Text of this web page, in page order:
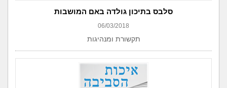
סלבס בתיכון גולדה באם המושבות
06/03/2018
תקשורת ומנהיגות